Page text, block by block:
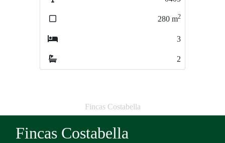
Fincas Costabella
Fincas Costabella